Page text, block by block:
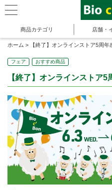
商品カテゴリ 店舗・
ホーム > 【終了】オンラインストア5周年
フェア おすすめ商品
【終了】オンラインストア5